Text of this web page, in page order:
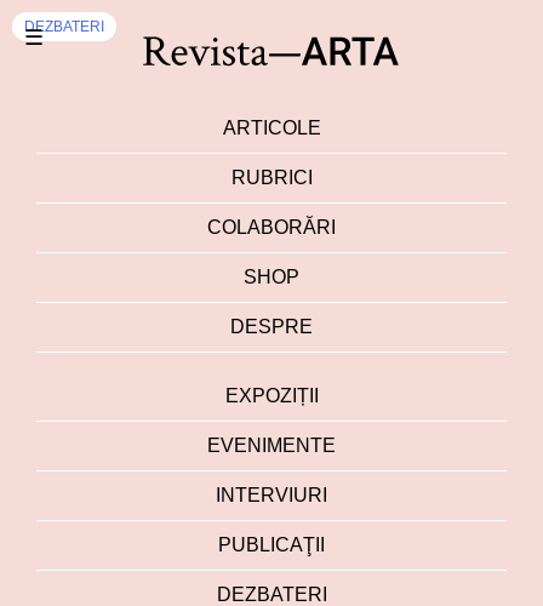
☰
ARTICOLE
RUBRICI
COLABORĂRI
SHOP
DESPRE
EXPOZIȚII
EVENIMENTE
INTERVIURI
PUBLICAŢII
DEZBATERI
DEZBATERI